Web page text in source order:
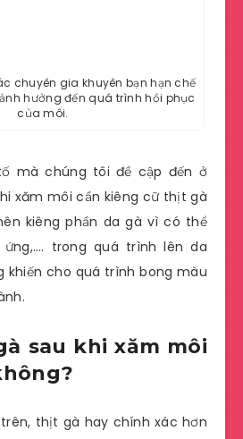
chuyên gia khuyên bạn hạn chế
hưởng đến quá trình hồi phục
của môi.
mà chúng tôi đề cập đến ở
xăm môi cần kiêng cữ thịt gà
kiêng phần da gà vì có thể
trong quá trình lên da
khiến cho quá trình bong màu
sau khi xăm môi
thịt gà hay chính xác hơn